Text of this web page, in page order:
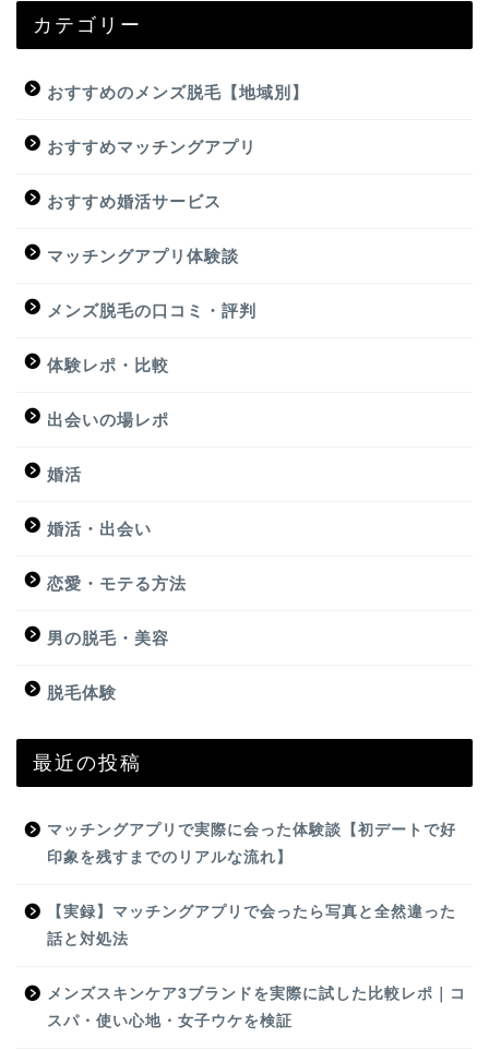
カテゴリー
おすすめのメンズ脱毛【地域別】
おすすめマッチングアプリ
おすすめ婚活サービス
マッチングアプリ体験談
メンズ脱毛の口コミ・評判
体験レポ・比較
出会いの場レポ
婚活
婚活・出会い
恋愛・モテる方法
男の脱毛・美容
脱毛体験
最近の投稿
マッチングアプリで実際に会った体験談【初デートで好
印象を残すまでのリアルな流れ】
【実録】マッチングアプリで会ったら写真と全然違った
話と対処法
メンズスキンケア3ブランドを実際に試した比較レポ｜コ
スパ・使い心地・女子ウケを検証